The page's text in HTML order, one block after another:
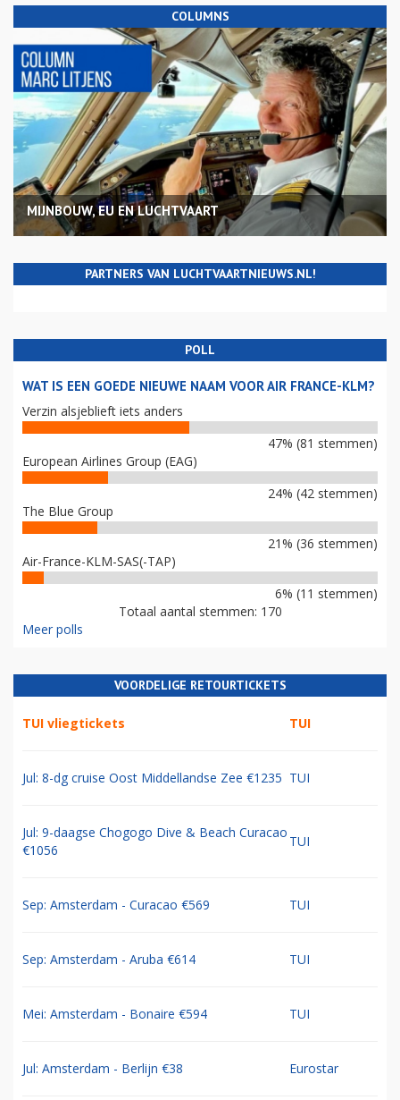
COLUMNS
MIJNBOUW, EU EN LUCHTVAART
PARTNERS VAN LUCHTVAARTNIEUWS.NL!
POLL
WAT IS EEN GOEDE NIEUWE NAAM VOOR AIR FRANCE-KLM?
Verzin alsjeblieft iets anders
47% (81 stemmen)
European Airlines Group (EAG)
24% (42 stemmen)
The Blue Group
21% (36 stemmen)
Air-France-KLM-SAS(-TAP)
6% (11 stemmen)
Totaal aantal stemmen: 170
Meer polls
VOORDELIGE RETOURTICKETS
TUI vliegtickets TUI
Jul: 8-dg cruise Oost Middellandse Zee €1235 TUI
Jul: 9-daagse Chogogo Dive & Beach Curacao
€1056
TUI
Sep: Amsterdam - Curacao €569 TUI
Sep: Amsterdam - Aruba €614 TUI
Mei: Amsterdam - Bonaire €594 TUI
Jul: Amsterdam - Berlijn €38 Eurostar